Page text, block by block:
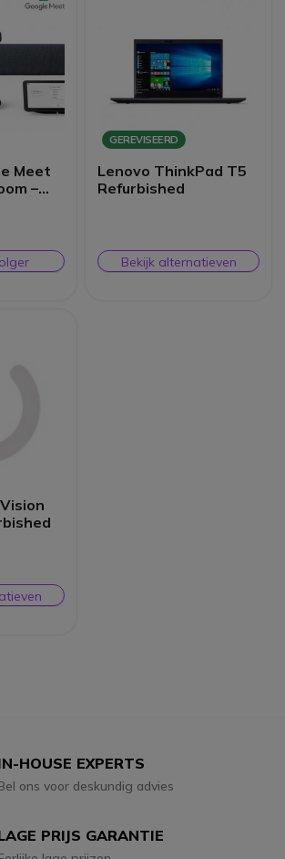
Meet
–
GEREVISEERD
Lenovo ThinkPad T5
Refurbished
Bekijk alternatieven
HOUSE EXPERTS
ons voor deskundig advies
PRIJS GARANTIE